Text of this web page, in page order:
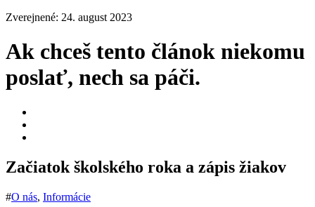
Zverejnené: 24. august 2023
Ak chceš tento článok niekomu
poslať, nech sa páči.
Začiatok školského roka a zápis žiakov
#O nás, Informácie